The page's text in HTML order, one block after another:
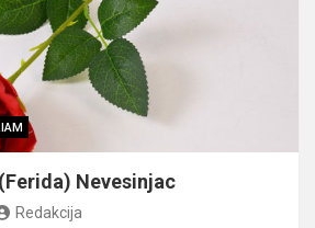
Nevesinjac
Redakcija